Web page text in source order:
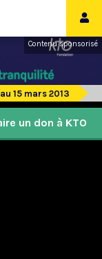
Contenu sponsorisé
15 mars 2013
un don à KTO